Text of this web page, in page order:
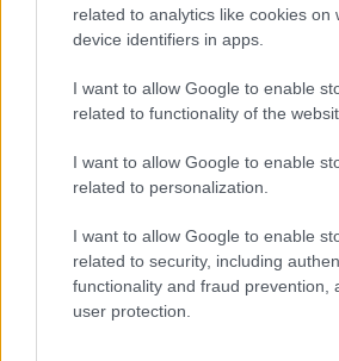
related to analytics like cookies on
device identifiers in apps.
I want to allow Google to enable
related to functionality of the
I want to allow Google to enable
related to personalization.
I want to allow Google to enable
related to security, including
functionality and fraud prevention,
user protection.
Continua a leggere
FUTURE